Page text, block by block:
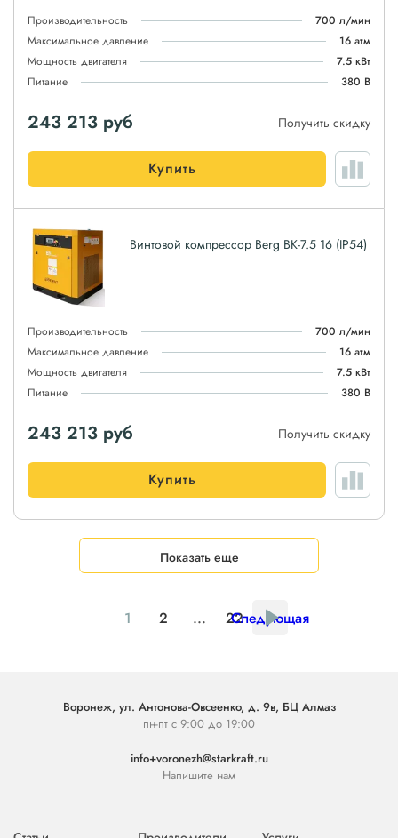
Производительность
700 л/мин
Максимальное давление
16 атм
Мощность двигателя
7.5 кВт
Питание
380 В
243 213 руб Получить скидку
Купить
Винтовой компрессор Berg ВК-7.5 16 (IP54)
Производительность
700 л/мин
Максимальное давление
16 атм
Мощность двигателя
7.5 кВт
Питание
380 В
243 213 руб Получить скидку
Купить
Показать еще
1 2 ... 22
Следующая
Воронеж, ул. Антонова-Овсеенко, д. 9в, БЦ Алмаз
пн-пт с 9:00 до 19:00
info+voronezh@starkraft.ru
Напишите нам